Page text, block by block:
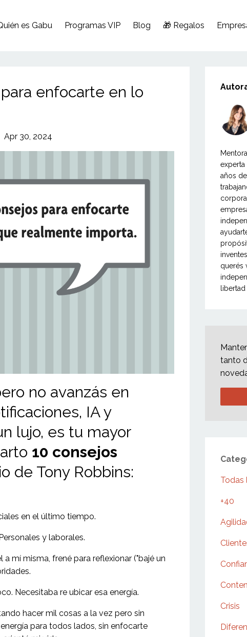
es Gabu Programas VIP Blog 🎁 Regalos
enfocarte en lo
Apr 30, 2024
no avanzás en
IA y
lujo, es tu mayor
10 consejos
de Tony Robbins:
en el último tiempo.
y laborales.
mí misma, frené para reflexionar ("bajé un
Necesitaba re ubicar esa energía.
hacer mil cosas a la vez pero sin
para todos lados, sin enfocarte
experta
años
querés
tanto
Todas
+40
Crisis